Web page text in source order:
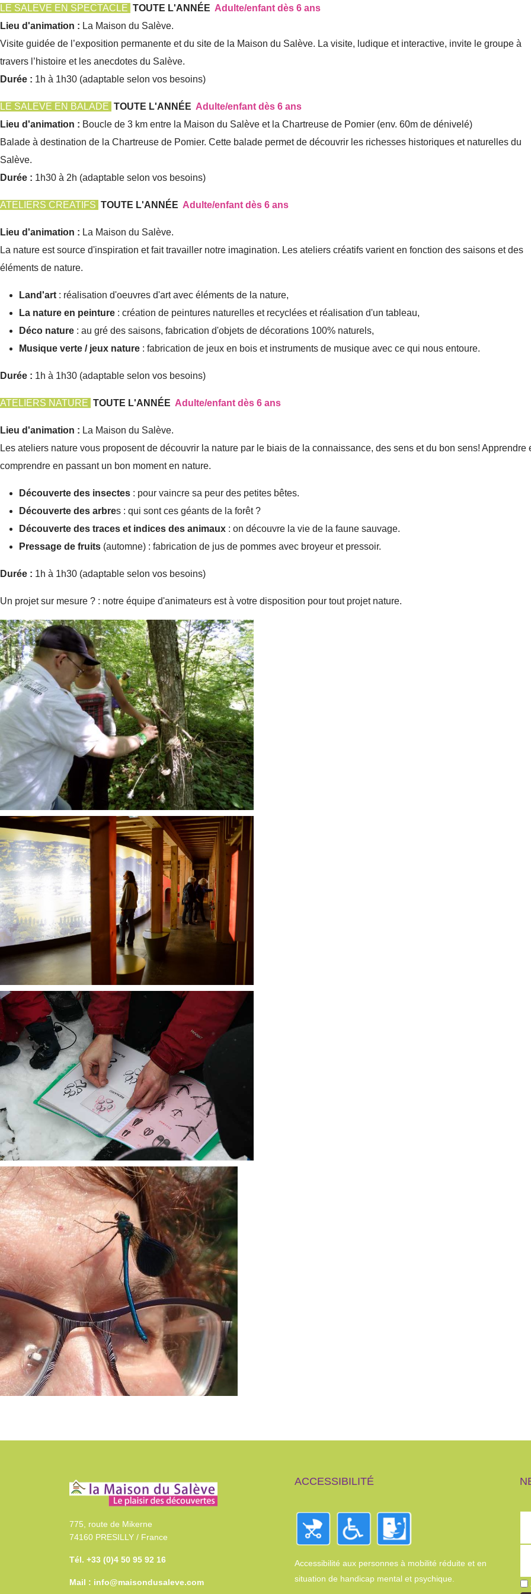
LE SALEVE EN SPECTACLE TOUTE L'ANNÉE Adulte/enfant dès 6 ans
Lieu d'animation : La Maison du Salève.
Visite guidée de l’exposition permanente et du site de la Maison du Salève. La visite, ludique et interactive, invite le groupe à
travers l’histoire et les anecdotes du Salève.
Durée : 1h à 1h30 (adaptable selon vos besoins)
LE SALEVE EN BALADE TOUTE L'ANNÉE Adulte/enfant dès 6 ans
Lieu d'animation : Boucle de 3 km entre la Maison du Salève et la Chartreuse de Pomier (env. 60m de dénivelé)
Balade à destination de la Chartreuse de Pomier. Cette balade permet de découvrir les richesses historiques et naturelles du
Salève.
Durée : 1h30 à 2h (adaptable selon vos besoins)
ATELIERS CREATIFS TOUTE L'ANNÉE Adulte/enfant dès 6 ans
Lieu d'animation : La Maison du Salève.
La nature est source d'inspiration et fait travailler notre imagination. Les ateliers créatifs varient en fonction des saisons et des
éléments de nature.
Land'art : réalisation d'oeuvres d'art avec éléments de la nature,
La nature en peinture : création de peintures naturelles et recyclées et réalisation d'un tableau,
Déco nature : au gré des saisons, fabrication d'objets de décorations 100% naturels,
Musique verte / jeux nature : fabrication de jeux en bois et instruments de musique avec ce qui nous entoure.
Durée : 1h à 1h30 (adaptable selon vos besoins)
ATELIERS NATURE TOUTE L'ANNÉE Adulte/enfant dès 6 ans
Lieu d'animation : La Maison du Salève.
Les ateliers nature vous proposent de découvrir la nature par le biais de la connaissance, des sens et du bon sens! Apprendre
comprendre en passant un bon moment en nature.
Découverte des insectes : pour vaincre sa peur des petites bêtes.
Découverte des arbres : qui sont ces géants de la forêt ?
Découverte des traces et indices des animaux : on découvre la vie de la faune sauvage.
Pressage de fruits (automne) : fabrication de jus de pommes avec broyeur et pressoir.
Durée : 1h à 1h30 (adaptable selon vos besoins)
Un projet sur mesure ? : notre équipe d'animateurs est à votre disposition pour tout projet nature.
775, route de Mikerne
74160 PRESILLY / France
Tél. +33 (0)4 50 95 92 16
Mail : info@maisondusaleve.com
ACCESSIBILITÉ
Accessibilité aux personnes à mobilité réduite et en
situation de handicap mental et psychique.